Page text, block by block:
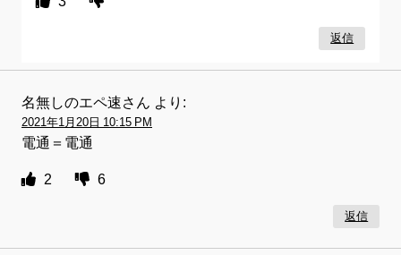
返信
名無しのエペ速さん より:
2021年1月20日 10:15 PM
電通＝電通
2 6
返信